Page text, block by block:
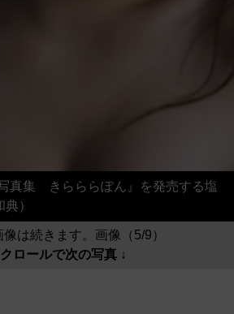
真集 きらららぽん』を発売する塩
）
像は続きます。画像（5/9）
ロールで次の写真 ↓